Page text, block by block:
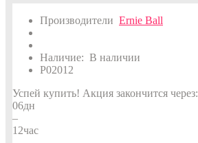
Производители Ernie Ball
Наличие: В наличии
P02012
Успей купить! Акция закончится через:
06дн
–
12час